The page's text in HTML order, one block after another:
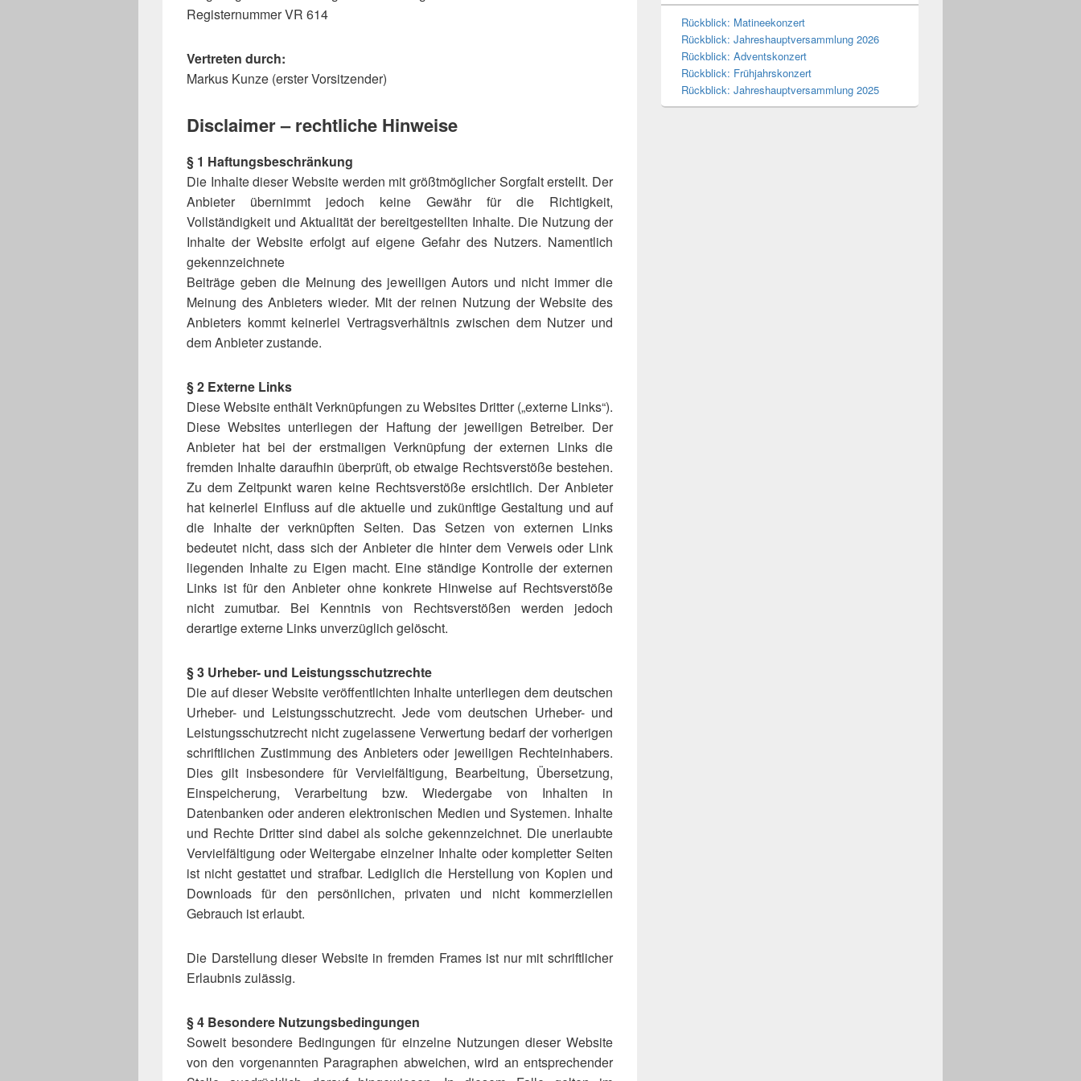
Registernummer VR 614
Vertreten durch:
Markus Kunze (erster Vorsitzender)
Disclaimer – rechtliche Hinweise
§ 1 Haftungsbeschränkung
Die Inhalte dieser Website werden mit größtmöglicher Sorgfalt erstellt. Der
Anbieter übernimmt jedoch keine Gewähr für die Richtigkeit,
Vollständigkeit und Aktualität der bereitgestellten Inhalte. Die Nutzung der
Inhalte der Website erfolgt auf eigene Gefahr des Nutzers. Namentlich
gekennzeichnete
Beiträge geben die Meinung des jeweiligen Autors und nicht immer die
Meinung des Anbieters wieder. Mit der reinen Nutzung der Website des
Anbieters kommt keinerlei Vertragsverhältnis zwischen dem Nutzer und
dem Anbieter zustande.
§ 2 Externe Links
Diese Website enthält Verknüpfungen zu Websites Dritter („externe Links“).
Diese Websites unterliegen der Haftung der jeweiligen Betreiber. Der
Anbieter hat bei der erstmaligen Verknüpfung der externen Links die
fremden Inhalte daraufhin überprüft, ob etwaige Rechtsverstöße bestehen.
Zu dem Zeitpunkt waren keine Rechtsverstöße ersichtlich. Der Anbieter
hat keinerlei Einfluss auf die aktuelle und zukünftige Gestaltung und auf
die Inhalte der verknüpften Seiten. Das Setzen von externen Links
bedeutet nicht, dass sich der Anbieter die hinter dem Verweis oder Link
liegenden Inhalte zu Eigen macht. Eine ständige Kontrolle der externen
Links ist für den Anbieter ohne konkrete Hinweise auf Rechtsverstöße
nicht zumutbar. Bei Kenntnis von Rechtsverstößen werden jedoch
derartige externe Links unverzüglich gelöscht.
§ 3 Urheber- und Leistungsschutzrechte
Die auf dieser Website veröffentlichten Inhalte unterliegen dem deutschen
Urheber- und Leistungsschutzrecht. Jede vom deutschen Urheber- und
Leistungsschutzrecht nicht zugelassene Verwertung bedarf der vorherigen
schriftlichen Zustimmung des Anbieters oder jeweiligen Rechteinhabers.
Dies gilt insbesondere für Vervielfältigung, Bearbeitung, Übersetzung,
Einspeicherung, Verarbeitung bzw. Wiedergabe von Inhalten in
Datenbanken oder anderen elektronischen Medien und Systemen. Inhalte
und Rechte Dritter sind dabei als solche gekennzeichnet. Die unerlaubte
Vervielfältigung oder Weitergabe einzelner Inhalte oder kompletter Seiten
ist nicht gestattet und strafbar. Lediglich die Herstellung von Kopien und
Downloads für den persönlichen, privaten und nicht kommerziellen
Gebrauch ist erlaubt.
Die Darstellung dieser Website in fremden Frames ist nur mit schriftlicher
Erlaubnis zulässig.
§ 4 Besondere Nutzungsbedingungen
Soweit besondere Bedingungen für einzelne Nutzungen dieser Website
von den vorgenannten Paragraphen abweichen, wird an entsprechender
Rückblick: Matineekonzert
Rückblick: Jahreshauptversammlung 2026
Rückblick: Adventskonzert
Rückblick: Frühjahrskonzert
Rückblick: Jahreshauptversammlung 2025